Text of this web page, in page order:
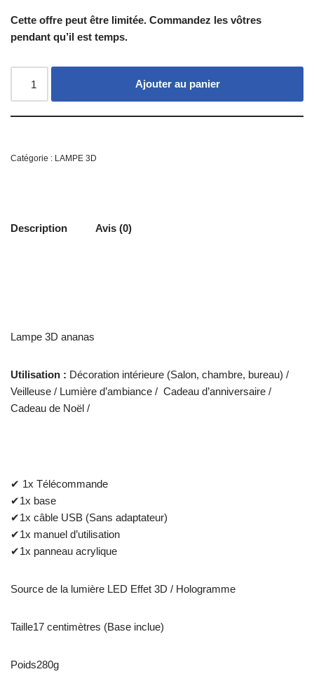
Cette offre peut être limitée. Commandez les vôtres
pendant qu’il est temps.
Ajouter au panier
Catégorie : LAMPE 3D
Description Avis (0)
Lampe 3D ananas
Utilisation : Décoration intérieure (Salon, chambre, bureau) /
Veilleuse / Lumière d’ambiance / Cadeau d’anniversaire /
Cadeau de Noël /
✔ 1x Télécommande
✔1x base
✔1x câble USB (Sans adaptateur)
✔1x manuel d’utilisation
✔1x panneau acrylique
Source de la lumière LED Effet 3D / Hologramme
Taille17 centimètres (Base inclue)
Poids280g